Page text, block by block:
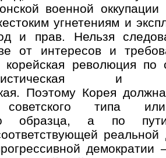
военной
угнетениям и
и прав. Нельзя
от интересов и
революция по
и
Поэтому Корея
советского типа
образца, а по пути
реальной
демократии